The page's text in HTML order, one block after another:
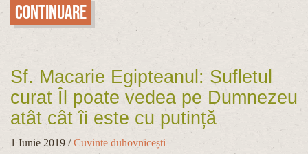
Continuare
Sf. Macarie Egipteanul: Sufletul
curat Îl poate vedea pe Dumnezeu
atât cât îi este cu putință
1 Iunie 2019 /Cuvinte duhovnicești